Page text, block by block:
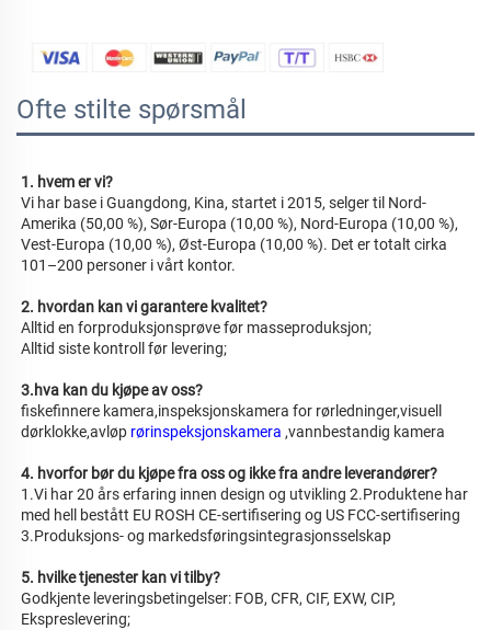
Ofte stilte spørsmål
1. hvem er vi?
Vi har base i Guangdong, Kina, startet i 2015, selger til Nord-
Amerika (50,00 %), Sør-Europa (10,00 %), Nord-Europa (10,00 %),
Vest-Europa (10,00 %), Øst-Europa (10,00 %). Det er totalt cirka
101–200 personer i vårt kontor.
2. hvordan kan vi garantere kvalitet?
Alltid en forproduksjonsprøve før masseproduksjon;
Alltid siste kontroll før levering;
3.hva kan du kjøpe av oss?
fiskefinnere kamera,inspeksjonskamera for rørledninger,visuell
dørklokke,avløp rørinspeksjonskamera ,vannbestandig kamera
4. hvorfor bør du kjøpe fra oss og ikke fra andre leverandører?
1.Vi har 20 års erfaring innen design og utvikling 2.Produktene har
med hell bestått EU ROSH CE-sertifisering og US FCC-sertifisering
3.Produksjons- og markedsføringsintegrasjonsselskap
5. hvilke tjenester kan vi tilby?
Godkjente leveringsbetingelser: FOB, CFR, CIF, EXW, CIP,
Ekspreslevering;